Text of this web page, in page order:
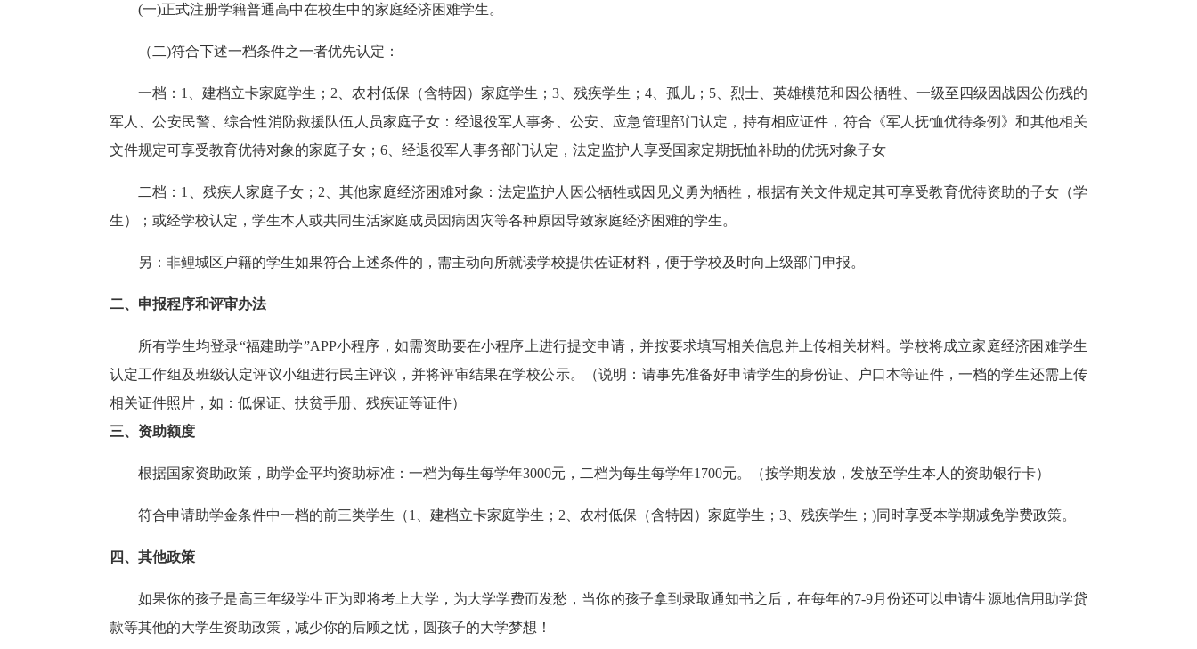
(一)正式注册学籍普通高中在校生中的家庭经济困难学生。
（二)符合下述一档条件之一者优先认定：
一档： 1、建档立卡家庭学生；2、农村低保（含特因）家庭学生；3、残疾学生；4、孤儿；5、烈士、英雄模范和因公牺牲、一级至四级因战因公伤残的
军人、公安民警、综合性消防救援队伍人员家庭子女：经退役军人事务、公安、应急管理部门认定，持有相应证件，符合《军人抚恤优待条例》和其他相关
文件规定可享受教育优待对象的家庭子女；6、经退役军人事务部门认定，法定监护人享受国家定期抚恤补助的优抚对象子女
二档： 1、残疾人家庭子女；2、其他家庭经济困难对象：法定监护人因公牺牲或因见义勇为牺牲，根据有关文件规定其可享受教育优待资助的子女（学
生）；或经学校认定，学生本人或共同生活家庭成员因病因灾等各种原因导致家庭经济困难的学生。
另：非鲤城区户籍的学生如果符合上述条件的，需主动向所就读学校提供佐证材料，便于学校及时向上级部门申报。
二、申报程序和评审办法
所有学生均登录“福建助学”APP小程序，如需资助要在小程序上进行提交申请，并按要求填写相关信息并上传相关材料。学校将成立家庭经济困难学生
认定工作组及班级认定评议小组进行民主评议，并将评审结果在学校公示。（说明：请事先准备好申请学生的身份证、户口本等证件，一档的学生还需上传
相关证件照片，如：低保证、扶贫手册、残疾证等证件）
三、资助额度
根据国家资助政策，助学金平均资助标准：一档为每生每学年3000元，二档为每生每学年1700元。（按学期发放，发放至学生本人的资助银行卡）
符合申请助学金条件中一档的前三类学生（1、建档立卡家庭学生；2、农村低保（含特因）家庭学生；3、残疾学生；)同时享受本学期减免学费政策。
四、其他政策
如果你的孩子是高三年级学生正为即将考上大学， 为大学学费而发愁，当你的孩子拿到录取通知书之后，在每年的7-9月份还可以申请生源地信用助学贷
款等其他的大学生资助政策 ，减少你的后顾之忧，圆孩子的大学梦想！